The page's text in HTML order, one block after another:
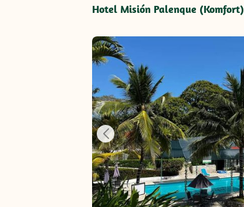
Hotel Misión Palenque (Komfort)